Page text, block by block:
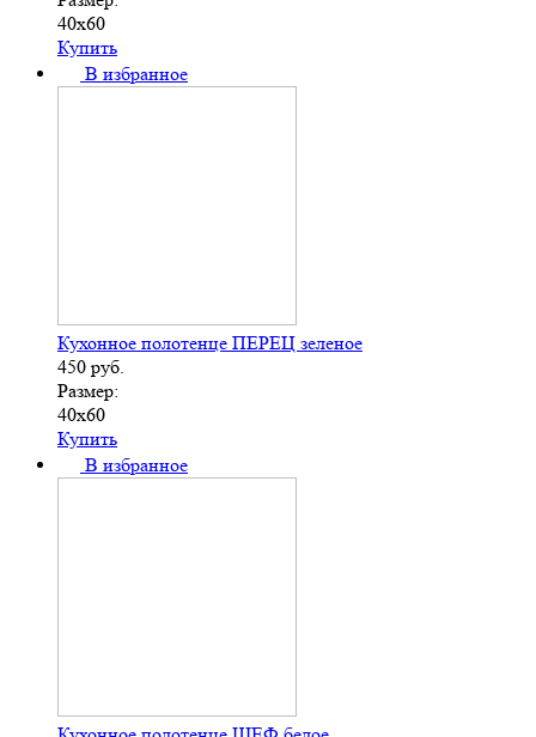
40х60
Купить
В избранное
Кухонное полотенце ПЕРЕЦ зеленое
450 руб.
Размер:
40х60
Купить
В избранное